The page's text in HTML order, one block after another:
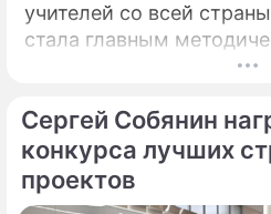
учителей со всей
стала главным
центром России, где
талантов.
Сергей Собянин
конкурса лучших
проектов